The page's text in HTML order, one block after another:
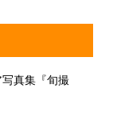
真集『旬撮